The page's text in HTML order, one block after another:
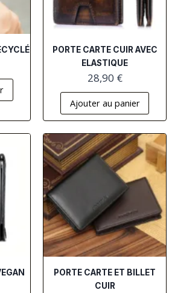
PORTE CARTE CUIR AVEC
ELASTIQUE
28,90 €
Ajouter au panier
PORTE CARTE ET BILLET
CUIR